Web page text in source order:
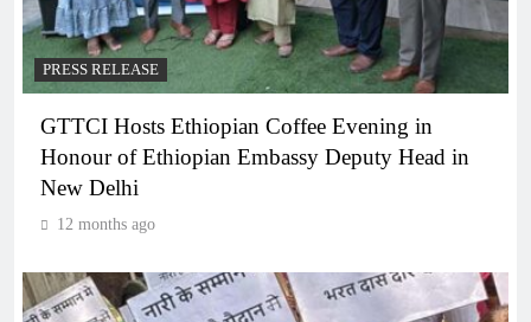
PRESS RELEASE
GTTCI Hosts Ethiopian Coffee Evening in
Honour of Ethiopian Embassy Deputy Head in
New Delhi
12 months ago